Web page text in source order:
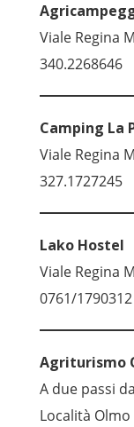
Viale Regina
340.2268646
Camping La
Viale Regina
327.1727245
Lako Hostel
Viale Regina
0761/1790312
Agriturismo
A due passi
Località Olmo